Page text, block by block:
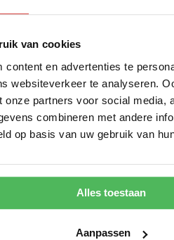
van cookies
content en advertenties te
websiteverkeer te analyseren.
onze partners voor social media,
combineren met andere
op basis van uw gebruik van
Alles toestaan
Aanpassen